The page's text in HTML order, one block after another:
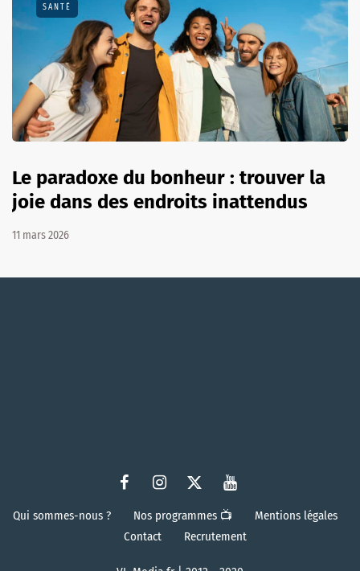
SANTÉ
Le paradoxe du bonheur : trouver la
joie dans des endroits inattendus
11 mars 2026
Qui sommes-nous ? Nos programmes 📺
Mentions légales
Contact
Recrutement